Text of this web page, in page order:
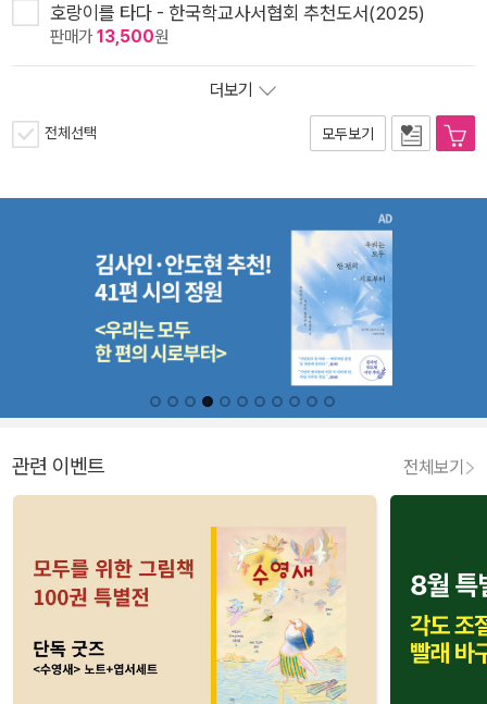
호랑이를 타다 - 한국학교사서협회 추천도서(2025)
판매가13,500원
더보기
전체선택 모두보기
관련 이벤트 전체보기